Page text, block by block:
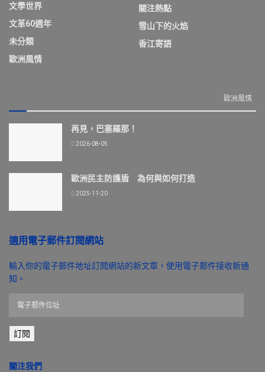
文學世界
文革60週年
未分類
歐洲風情
關注熱點
雪山下的火焰
香江寄語
歐洲風情
再見，巴塞羅那！
2026-08-05
歐洲民主防護盾 為何與如何打造
2025-11-20
適用電子郵件訂閱網站
輸入你的電子郵件地址訂閱網站的新文章，使用電子郵件接收新通
知。
郵
件
址
訂閱
關注我們